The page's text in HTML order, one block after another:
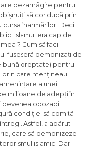
dezamãgire pentru
sã conducã prin
cursa înarmãrilor. Deci
Islamul era cap de
? Cum sã faci
fuseserã demonizați de
bunã dreptate) pentru
prin care mențineau
a unei
milioane de adepți în
devenea opozabil
condiție: sã comitã
Astfel, a apãrut
care sã demonizeze
islamic. Dar